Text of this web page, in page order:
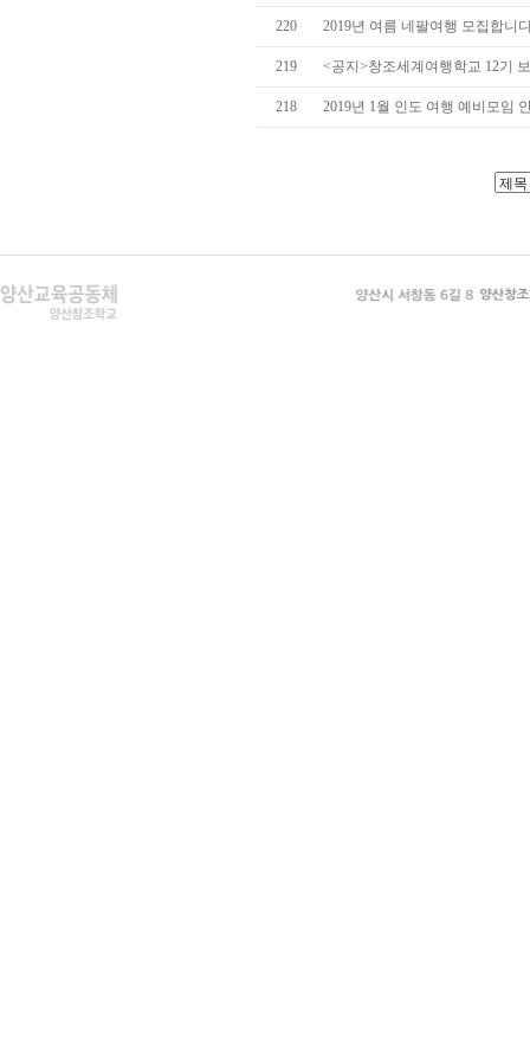
220 2019년 여름 네팔여행 모집합니
219 <공지>창조세계여행학교 12기
218 2019년 1월 인도 여행 예비모임